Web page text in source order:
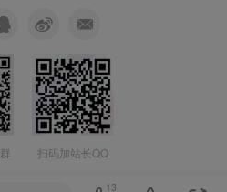
扫码加站长QQ
13